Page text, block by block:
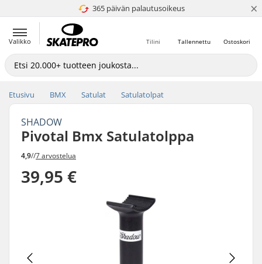
365 päivän palautusoikeus
4.8 / 5 ×
Valikko Ostoskori
Tallennettu
Tilini
Etusivu BMX Satulat Satulatolpat
SHADOW
Pivotal Bmx Satulatolppa
4,9//7 arvostelua
39,95 €